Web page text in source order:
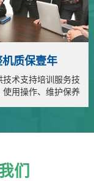
机质保壹年
技术支持培训服务技
使用操作、维护保养
们